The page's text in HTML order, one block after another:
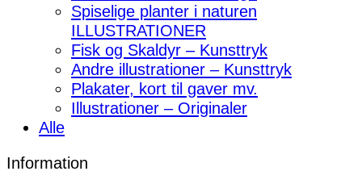
Spiselige planter i naturen
ILLUSTRATIONER
Fisk og Skaldyr – Kunsttryk
Andre illustrationer – Kunsttryk
Plakater, kort til gaver mv.
Illustrationer – Originaler
Alle
Information